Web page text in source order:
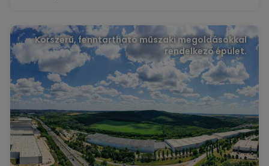
Korszerű, fenntartható műszaki megoldásokkal
rendelkező épület.